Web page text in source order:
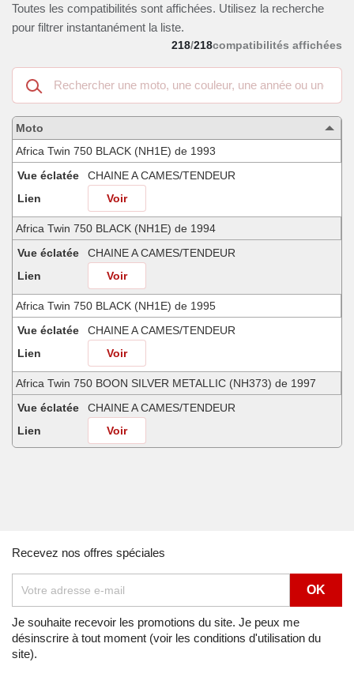
Toutes les compatibilités sont affichées. Utilisez la recherche
pour filtrer instantanément la liste.
218/218compatibilités affichées
Recherche
dans
les
motos
compatibles
Moto
Africa Twin 750 BLACK (NH1E) de 1993
Vue éclatée
CHAINE A CAMES/TENDEUR
Lien
Voir
Africa Twin 750 BLACK (NH1E) de 1994
Vue éclatée
CHAINE A CAMES/TENDEUR
Lien
Voir
Africa Twin 750 BLACK (NH1E) de 1995
Vue éclatée
CHAINE A CAMES/TENDEUR
Lien
Voir
Africa Twin 750 BOON SILVER METALLIC (NH373) de 1997
Vue éclatée
CHAINE A CAMES/TENDEUR
Lien
Voir
CHAINE A CAMES/TENDEUR
Lien
Voir
Africa Twin 750 NH138G (NH138G) de 1990
Vue éclatée
CHAINE A CAMES/TENDEUR
Lien
Recevez nos offres spéciales
Je souhaite recevoir les promotions du site. Je peux me
désinscrire à tout moment (voir les conditions d'utilisation du
site).